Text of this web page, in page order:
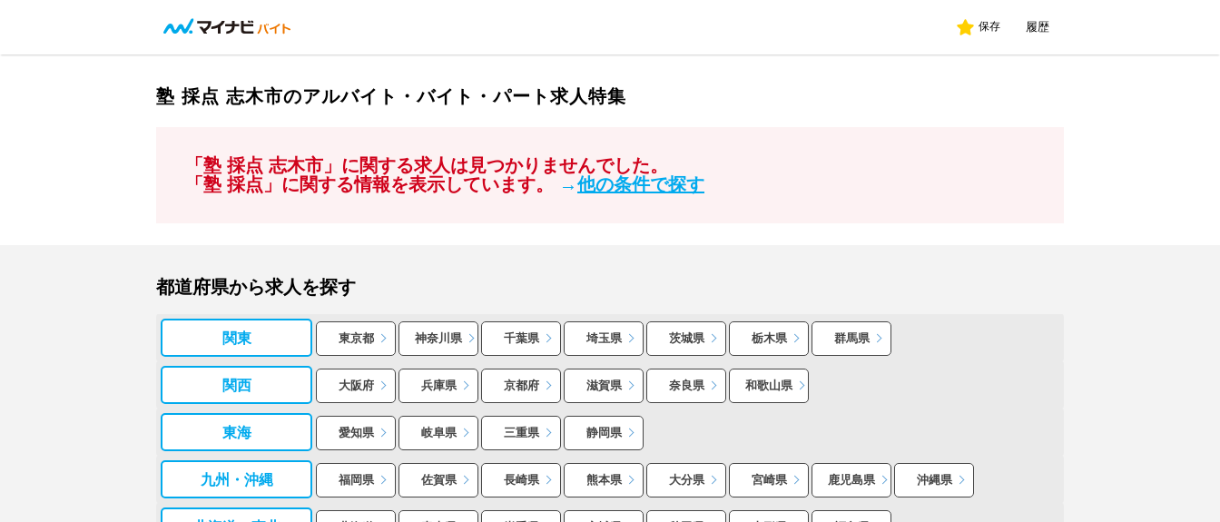
保存 履歴
塾 採点 志木市のアルバイト・バイト・パート求人特集
「塾 採点 志木市」に関する求人は見つかりませんでした。
「塾 採点」に関する情報を表示しています。
→他の条件で探す
都道府県から求人を探す
関東 東京都 神奈川県 千葉県 埼玉県 茨城県 栃木県 群馬県
関西 大阪府 兵庫県 京都府 滋賀県 奈良県 和歌山県
東海 愛知県 岐阜県 三重県 静岡県
九州・沖縄 福岡県 佐賀県 長崎県 熊本県 大分県 宮崎県 鹿児島県 沖縄県